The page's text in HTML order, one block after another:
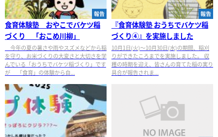
報告
食育体験塾 おやこでバケツ稲
づくり 「おこめ川柳」
今年の夏の暑さや雨やスズメなどから稲
を守り、お米づくりの大変さと大切さを学
んでいる「おうちでバケツ稲づくり」です
が 「食育」の体験から自...
報告
『食育体験塾 おうちでバケツ稲
づくり④』を実施しました
10月1日(火)～10月30日(水)の期間、稲刈
りができたころまでを実施しました。 収
穫の時期を迎え、皆さんの育てた稲の実り
具合が報告されま...